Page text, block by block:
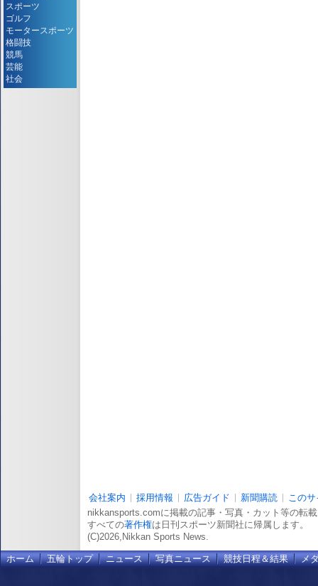
スポーツ
ゴルフ
モータースポーツ
格闘技
競馬
芸能
社会
会社案内 採用情報 広告ガイド 新聞購読
この
nikkansports.comに掲載の記事・写真・カット等の転
すべての著作権は日刊スポーツ新聞社に帰属します。
(C)2026,Nikkan Sports News.
ホーム 五輪トップ ニュース 写真ニュース 競技日程＆結果 メ